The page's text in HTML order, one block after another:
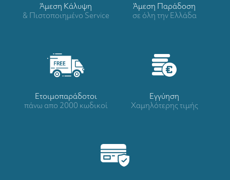
Άμεση Κάλυψη
& Πιστοποιημένο Service
Άμεση Παράδοση
σε όλη την Ελλάδα
Ετοιμοπαράδοτοι
πάνω απο 2000 κωδικοί
Eγγύηση
Χαμηλότερης τιμής